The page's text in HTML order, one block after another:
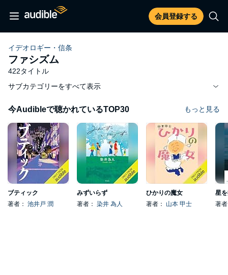
会員登録する
イデオロギー・信条
ファシズム
422タイトル
サブカテゴリーをすべて表示
今Audibleで聴かれているTOP30 もっと見る
ブティック
著者： 池井戸 潤
みずいらず
著者： 染井 為人
ひかりの魔女
著者： 山本 甲士
星
著